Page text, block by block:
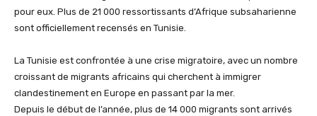
pour eux. Plus de 21 000 ressortissants d’Afrique subsaharienne
sont officiellement recensés en Tunisie.
La Tunisie est confrontée à une crise migratoire, avec un nombre
croissant de migrants africains qui cherchent à immigrer
clandestinement en Europe en passant par la mer.
Depuis le début de l’année, plus de 14 000 migrants sont arrivés